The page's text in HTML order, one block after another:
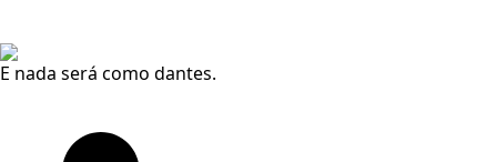
E nada será como dantes.